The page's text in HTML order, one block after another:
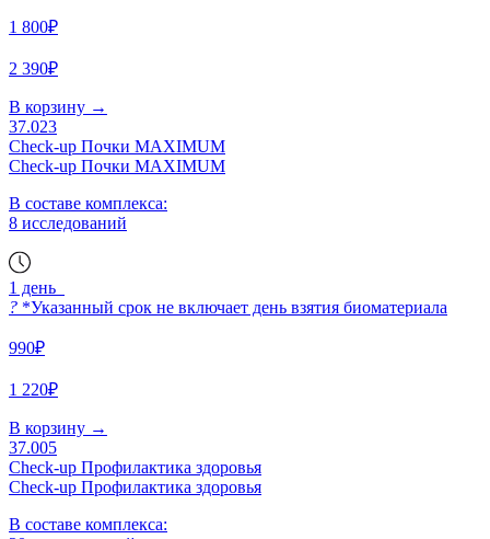
1 800₽
2 390₽
В корзину →
37.023
Check-up Почки MAXIMUM
Check-up Почки MAXIMUM
В составе комплекса:
8 исследований
1 день
? *Указанный срок не включает день взятия биоматериала
990₽
1 220₽
В корзину →
37.005
Check-up Профилактика здоровья
Check-up Профилактика здоровья
В составе комплекса: